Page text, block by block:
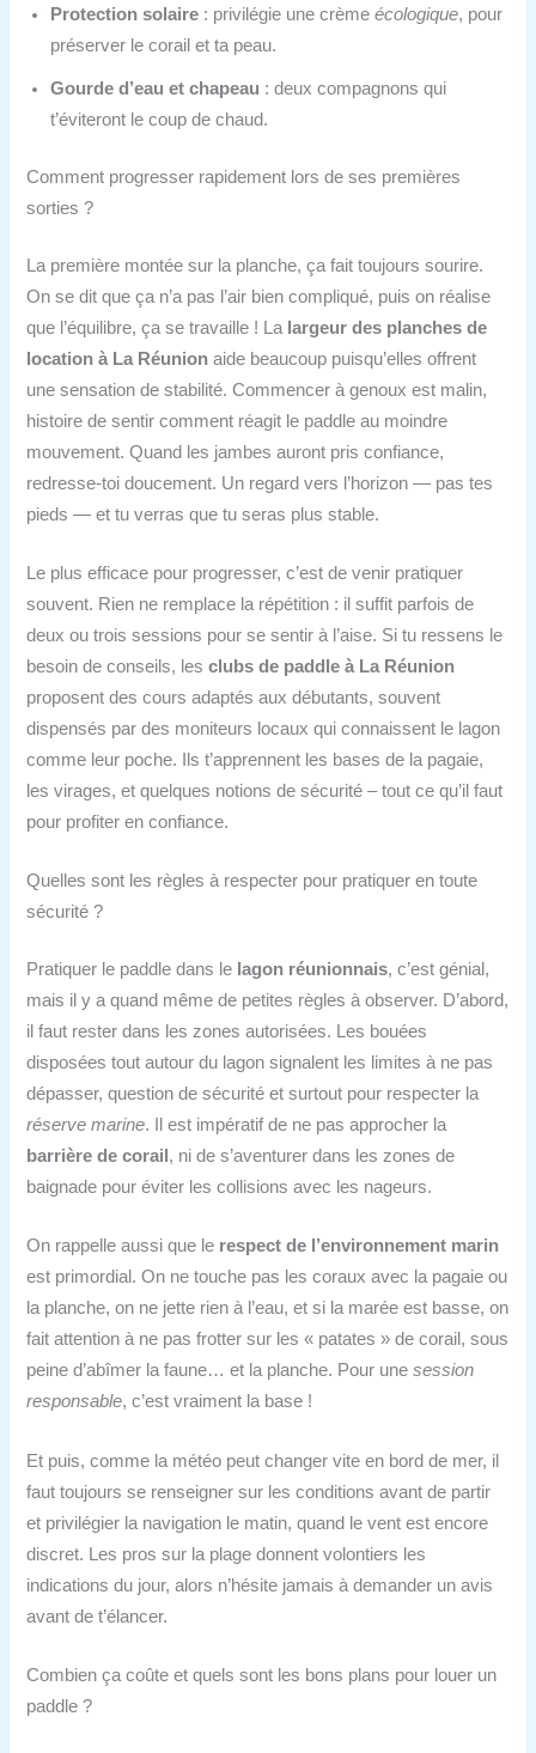
Protection solaire : privilégie une crèmeécologique, pour
préserver le corail et ta peau.
Gourde d’eau et chapeau : deux compagnons qui
t’éviteront le coup de chaud.
Comment progresser rapidement lors de ses premières
sorties ?
La première montée sur la planche, ça fait toujours sourire.
On se dit que ça n’a pas l’air bien compliqué, puis on réalise
que l’équilibre, ça se travaille ! La largeur des planches de
location à La Réunion aide beaucoup puisqu’elles offrent
une sensation de stabilité. Commencer à genoux est malin,
histoire de sentir comment réagit le paddle au moindre
mouvement. Quand les jambes auront pris confiance,
redresse-toi doucement. Un regard vers l’horizon — pas tes
pieds — et tu verras que tu seras plus stable.
Le plus efficace pour progresser, c’est de venir pratiquer
souvent. Rien ne remplace la répétition : il suffit parfois de
deux ou trois sessions pour se sentir à l’aise. Si tu ressens le
besoin de conseils, lesclubs de paddle à La Réunion
proposent des cours adaptés aux débutants, souvent
dispensés par des moniteurs locaux qui connaissent le lagon
comme leur poche. Ils t’apprennent les bases de la pagaie,
les virages, et quelques notions de sécurité – tout ce qu’il faut
pour profiter en confiance.
Quelles sont les règles à respecter pour pratiquer en toute
sécurité ?
Pratiquer le paddle dans le lagon réunionnais, c’est génial,
mais il y a quand même de petites règles à observer. D’abord,
il faut rester dans les zones autorisées. Les bouées
disposées tout autour du lagon signalent les limites à ne pas
dépasser, question de sécurité et surtout pour respecter la
réserve marine. Il est impératif de ne pas approcher la
barrière de corail , ni de s’aventurer dans les zones de
baignade pour éviter les collisions avec les nageurs.
On rappelle aussi que le respect de l’environnement marin
est primordial. On ne touche pas les coraux avec la pagaie ou
la planche, on ne jette rien à l’eau, et si la marée est basse, on
fait attention à ne pas frotter sur les « patates » de corail, sous
peine d’abîmer la faune… et la planche. Pour unesession
responsable, c’est vraiment la base !
Et puis, comme la météo peut changer vite en bord de mer, il
faut toujours se renseigner sur les conditions avant de partir
et privilégier la navigation le matin, quand le vent est encore
discret. Les pros sur la plage donnent volontiers les
indications du jour, alors n’hésite jamais à demander un avis
avant de t’élancer.
Combien ça coûte et quels sont les bons plans pour louer un
paddle ?